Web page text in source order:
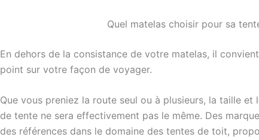
Quel matelas choisir pour sa
En dehors de la consistance de votre matelas, il
point sur votre façon de voyager.
Que vous preniez la route seul ou à plusieurs, la taille
de tente ne sera effectivement pas le même. Des
des références dans le domaine des tentes de toit,